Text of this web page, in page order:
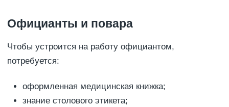
Официанты и повара
Чтобы устроится на работу официантом,
потребуется:
оформленная медицинская книжка;
знание столового этикета;